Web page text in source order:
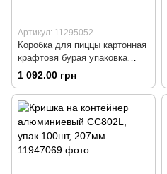
Артикул: 11295052
Коробка для пиццы картонная
крафтовя бурая упаковка
500*500*40 мм, 50шт/уп
1 092.00 грн